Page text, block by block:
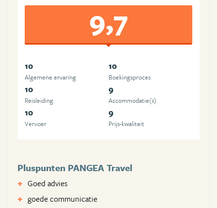
9,7
10
Algemene ervaring
10
Boekingsproces
10
Reisleiding
9
Accommodatie(s)
10
Vervoer
9
Prijs-kwaliteit
Pluspunten PANGEA Travel
Goed advies
goede communicatie